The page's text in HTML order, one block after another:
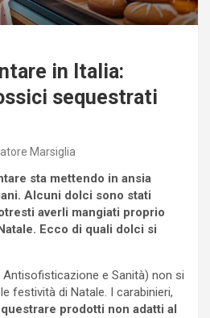
in Italia:
sequestrati
Marsiglia
sta mettendo in ansia
Alcuni dolci sono stati
averli mangiati proprio
Ecco di quali dolci si
Antisofisticazione e Sanità) non si
festività di Natale. I carabinieri,
prodotti non adatti al